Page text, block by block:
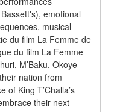
emotional
musical
du film La Femme de
du film La Femme
M’Baku, Okoye
nation from
of King T’Challa’s
their next